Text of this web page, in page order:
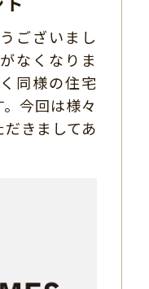
ございまし
なくなりま
同様の住宅
今回は様々
きましてあ